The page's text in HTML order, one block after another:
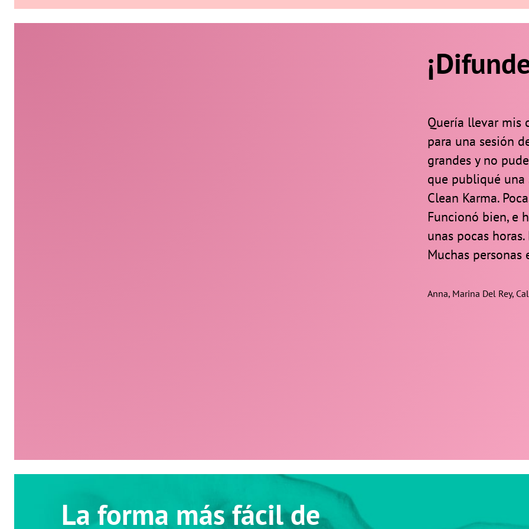
Quería llevar mis
para una sesión
grandes y no
que publiqué
Clean Karma.
Funcionó bien, e
unas pocas
Muchas personas
Anna, Marina Del Rey,
La forma más fácil de